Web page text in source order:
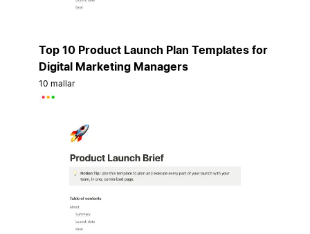
Top 10 Product Launch Plan Templates for
Digital Marketing Managers
10 mallar